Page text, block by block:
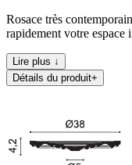
Rosace très
rapidement votre espace
Lire plus ↓
Détails du produit+